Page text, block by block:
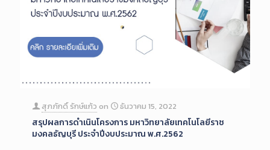
สุภภักดิ์ รักษ์แก้ว on ธันวาคม 15, 2022
สรุปผลการดำเนินโครงการ มหาวิทยาลัยเทคโนโลยีราช
มงคลธัญบุรี ประจำปีงบประมาณ พ.ศ.2562